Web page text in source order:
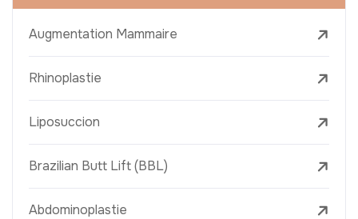
Augmentation Mammaire
Rhinoplastie
Liposuccion
Brazilian Butt Lift (BBL)
Abdominoplastie